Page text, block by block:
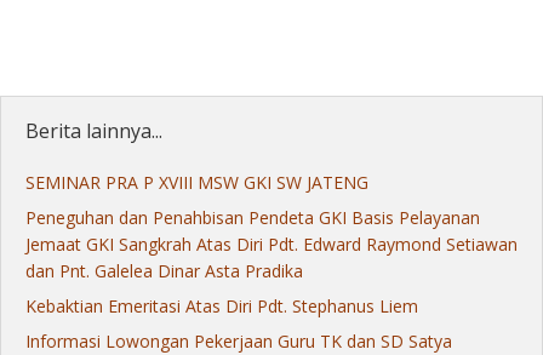
Berita lainnya...
SEMINAR PRA P XVIII MSW GKI SW JATENG
Peneguhan dan Penahbisan Pendeta GKI Basis Pelayanan
Jemaat GKI Sangkrah Atas Diri Pdt. Edward Raymond Setiawan
dan Pnt. Galelea Dinar Asta Pradika
Kebaktian Emeritasi Atas Diri Pdt. Stephanus Liem
Informasi Lowongan Pekerjaan Guru TK dan SD Satya